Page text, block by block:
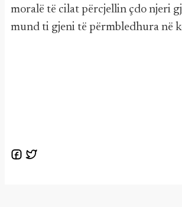
moralë të cilat përcjellin çdo njeri
mund ti gjeni të përmbledhura në